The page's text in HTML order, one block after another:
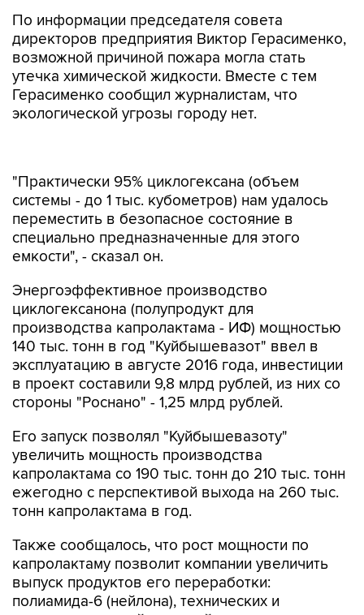
По информации председателя совета
директоров предприятия Виктор Герасименко,
возможной причиной пожара могла стать
утечка химической жидкости. Вместе с тем
Герасименко сообщил журналистам, что
экологической угрозы городу нет.
переместить в безопасное состояние в
специально предназначенные для этого
емкости", - сказал он.
Энергоэффективное производство
производства капролактама - ИФ) мощностью
140 тыс. тонн в год "Куйбышевазот" ввел в
эксплуатацию в августе 2016 года, инвестиции
в проект составили 9,8 млрд рублей, из них со
стороны "Роснано" - 1,25 млрд рублей.
Его запуск позволял "Куйбышевазоту"
капролактама со 190 тыс. тонн до 210 тыс. тонн
ежегодно с перспективой выхода на 260 тыс.
тонн капролактама в год.
Также сообщалось, что рост мощности по
выпуск продуктов его переработки:
полиамида-6 (нейлона), технических и
текстильных нитей, кордной ткани
(используется для получения стеклопластика).